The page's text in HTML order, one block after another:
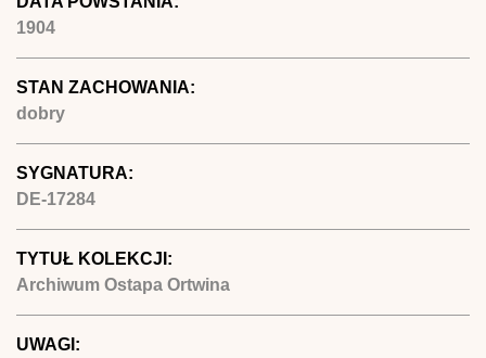
1904
STAN ZACHOWANIA:
dobry
SYGNATURA:
DE-17284
TYTUŁ KOLEKCJI:
Archiwum Ostapa Ortwina
UWAGI: